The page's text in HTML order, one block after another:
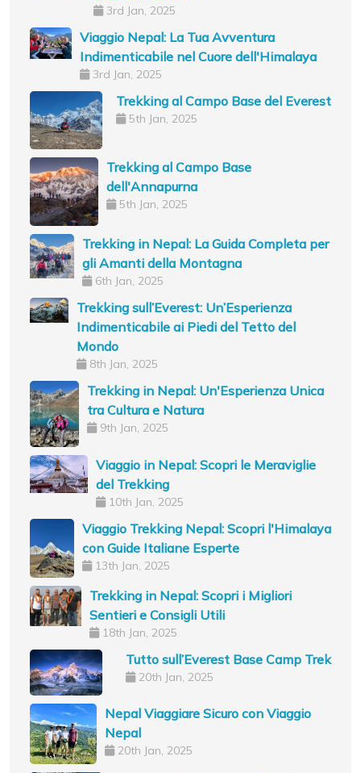
3rd Jan, 2025
Viaggio Nepal: La Tua Avventura
Indimenticabile nel Cuore dell'Himalaya
3rd Jan, 2025
Trekking al Campo Base del Everest
5th Jan, 2025
Trekking al Campo Base
dell'Annapurna
5th Jan, 2025
Trekking in Nepal: La Guida Completa per
gli Amanti della Montagna
6th Jan, 2025
Trekking sull’Everest: Un’Esperienza
Indimenticabile ai Piedi del Tetto del
Mondo
8th Jan, 2025
Trekking in Nepal: Un'Esperienza Unica
tra Cultura e Natura
9th Jan, 2025
Viaggio in Nepal: Scopri le Meraviglie
del Trekking
10th Jan, 2025
Viaggio Trekking Nepal: Scopri l'Himalaya
con Guide Italiane Esperte
13th Jan, 2025
Trekking in Nepal: Scopri i Migliori
Sentieri e Consigli Utili
18th Jan, 2025
Tutto sull’Everest Base Camp Trek
20th Jan, 2025
Nepal Viaggiare Sicuro con Viaggio
Nepal
20th Jan, 2025